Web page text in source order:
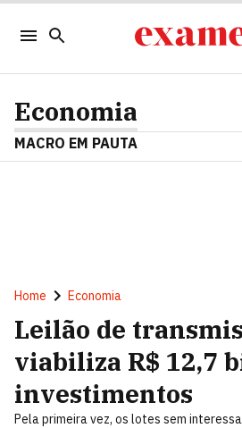
Economia
MACRO EM PAUTA
Home Economia
Leilão de
viabiliza R$ 12,7
investimentos
Pela primeira vez, os lotes sem